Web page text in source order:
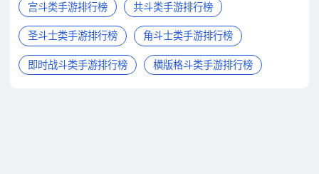
宫斗类手游排行榜 共斗类手游排行榜
圣斗士类手游排行榜 角斗士类手游排行榜
即时战斗类手游排行榜 横版格斗类手游排行榜